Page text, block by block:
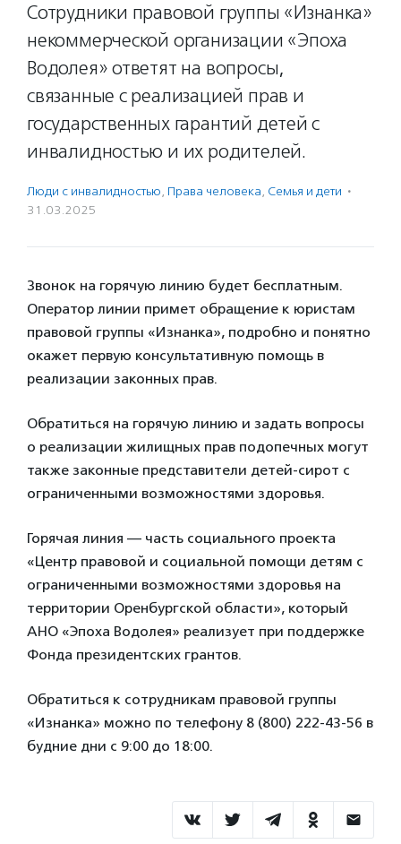
Сотрудники правовой группы «Изнанка»
некоммерческой организации «Эпоха
Водолея» ответят на вопросы,
связанные с реализацией прав и
государственных гарантий детей с
инвалидностью и их родителей.
Люди с инвалидностью, Права человека, Семья и дети ·
31.03.2025
Звонок на горячую линию будет бесплатным.
Оператор линии примет обращение к юристам
правовой группы «Изнанка», подробно и понятно
окажет первую консультативную помощь в
реализации законных прав.
Обратиться на горячую линию и задать вопросы
о реализации жилищных прав подопечных могут
также законные представители детей-сирот с
ограниченными возможностями здоровья.
Горячая линия — часть социального проекта
«Центр правовой и социальной помощи детям с
ограниченными возможностями здоровья на
территории Оренбургской области», который
АНО «Эпоха Водолея» реализует при поддержке
Фонда президентских грантов.
Обратиться к сотрудникам правовой группы
«Изнанка» можно по телефону 8 (800) 222-43-56 в
будние дни с 9:00 до 18:00.